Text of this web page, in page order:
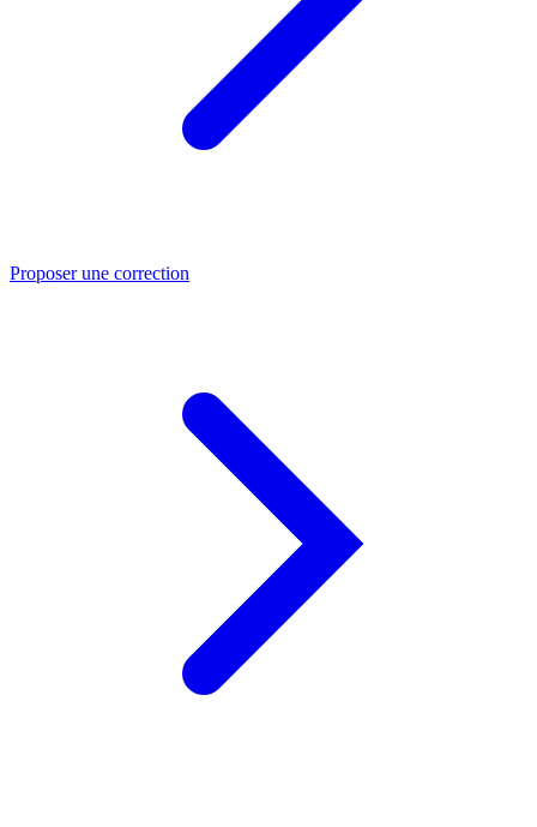
Proposer une correction